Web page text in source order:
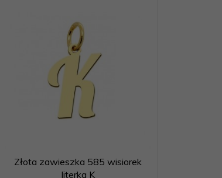
Złota zawieszka 585 wisiorek
literka K